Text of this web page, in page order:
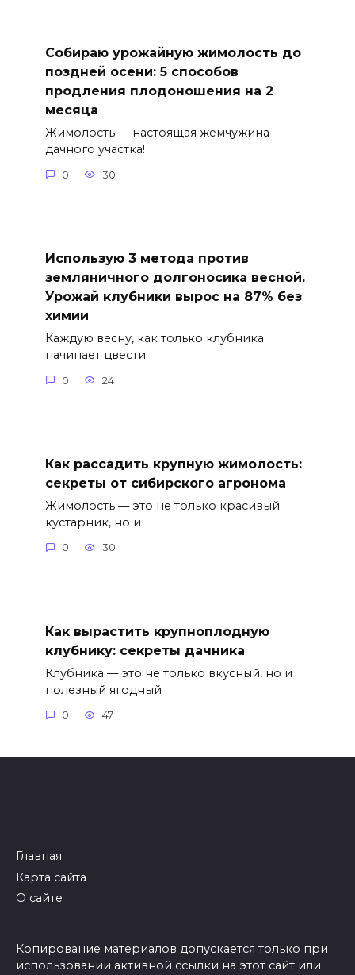
Собираю урожайную жимолость до
поздней осени: 5 способов
продления плодоношения на 2
месяца
Жимолость — настоящая жемчужина
дачного участка!
0 30
Использую 3 метода против
земляничного долгоносика весной.
Урожай клубники вырос на 87% без
химии
Каждую весну, как только клубника
начинает цвести
0 24
Как рассадить крупную жимолость:
секреты от сибирского агронома
Жимолость — это не только красивый
кустарник, но и
0 30
Как вырастить крупноплодную
клубнику: секреты дачника
Клубника — это не только вкусный, но и
полезный ягодный
0 47
Главная
Карта сайта
О сайте
Копирование материалов допускается только при
использовании активной ссылки на этот сайт или